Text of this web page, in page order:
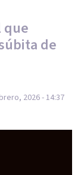
que
de
2026 - 14:37